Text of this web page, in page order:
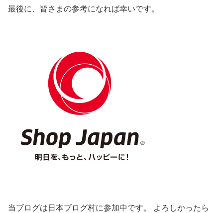
最後に、皆さまの参考になれば幸いです。
当ブログは日本ブログ村に参加中です。 よろしかったら